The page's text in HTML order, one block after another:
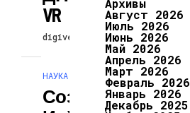
VR
digiversion 14.04.2024
НАУКА И ТЕХНОЛОГИИ
Созданы Лыжи
Август 2026
Июль 2026
Июнь 2026
Май 2026
Апрель 2026
Март 2026
Февраль 2026
Январь 2026
Декабрь 2025